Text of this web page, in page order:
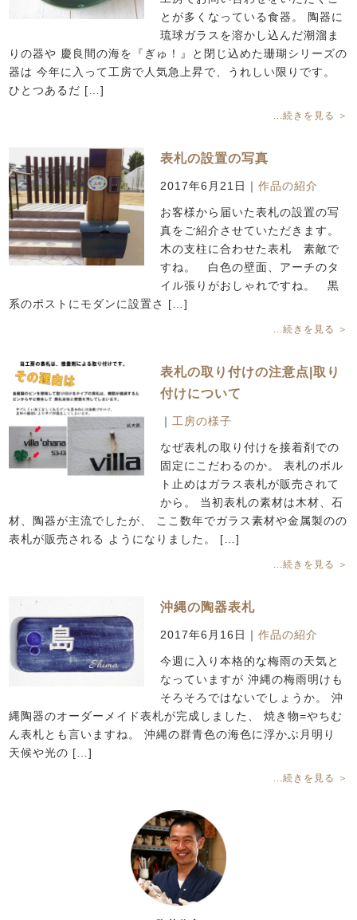
とが多くなっている食器。 陶器に
琉球ガラスを溶かし込んだ潮溜ま
りの器や 慶良間の海を『ぎゅ！』と閉じ込めた珊瑚シリーズの
器は 今年に入って工房で人気急上昇で、うれしい限りです。
ひとつあるだ […]
...続きを見る ＞
表札の設置の写真
2017年6月21日 ｜作品の紹介
お客様から届いた表札の設置の写
真をご紹介させていただきます。
木の支柱に合わせた表札 素敵で
すね。 白色の壁面、アーチのタ
イル張りがおしゃれですね。 黒
系のポストにモダンに設置さ […]
...続きを見る ＞
表札の取り付けの注意点|取り
付けについて
｜ 工房の様子
なぜ表札の取り付けを接着剤での
固定にこだわるのか。 表札のボル
ト止めはガラス表札が販売されて
から。 当初表札の素材は木材、石
材、陶器が主流でしたが、 ここ数年でガラス素材や金属製のの
表札が販売される ようになりました。 […]
...続きを見る ＞
沖縄の陶器表札
2017年6月16日 ｜作品の紹介
今週に入り本格的な梅雨の天気と
なっていますが 沖縄の梅雨明けも
そろそろではないでしょうか。 沖
縄陶器のオーダーメイド表札が完成しました、 焼き物=やちむ
ん表札とも言いますね。 沖縄の群青色の海色に浮かぶ月明り
天候や光の […]
...続きを見る ＞